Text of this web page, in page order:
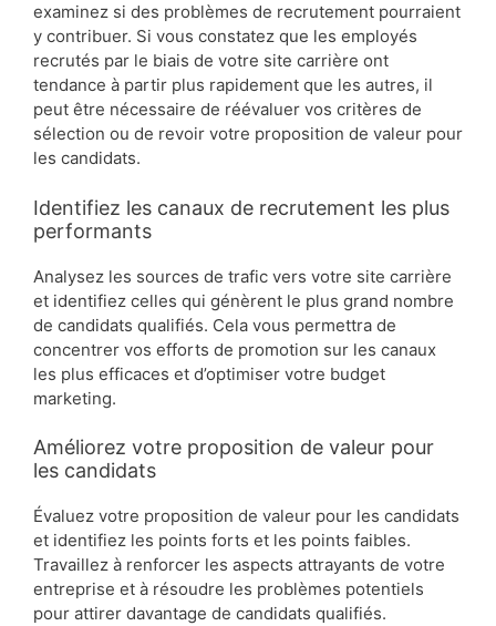
examinez si des problèmes de recrutement pourraient
y contribuer. Si vous constatez que les employés
recrutés par le biais de votre site carrière ont
tendance à partir plus rapidement que les autres, il
peut être nécessaire de réévaluer vos critères de
sélection ou de revoir votre proposition de valeur pour
les candidats.
Identifiez les canaux de recrutement les plus
performants
Analysez les sources de trafic vers votre site carrière
et identifiez celles qui génèrent le plus grand nombre
de candidats qualifiés. Cela vous permettra de
concentrer vos efforts de promotion sur les canaux
les plus efficaces et d’optimiser votre budget
marketing.
Améliorez votre proposition de valeur pour
les candidats
Évaluez votre proposition de valeur pour les candidats
et identifiez les points forts et les points faibles.
Travaillez à renforcer les aspects attrayants de votre
entreprise et à résoudre les problèmes potentiels
pour attirer davantage de candidats qualifiés.